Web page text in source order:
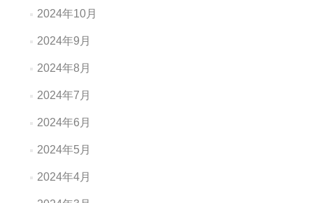
2024年10月
2024年9月
2024年8月
2024年7月
2024年6月
2024年5月
2024年4月